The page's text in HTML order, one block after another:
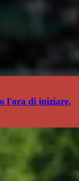
l'ora di iniziare,